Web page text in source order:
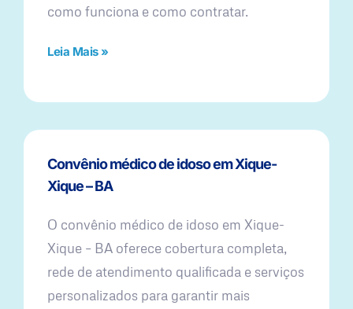
como funciona e como contratar.
Leia Mais »
Convênio médico de idoso em Xique-
Xique – BA
O convênio médico de idoso em Xique-
Xique – BA oferece cobertura completa,
rede de atendimento qualificada e serviços
personalizados para garantir mais